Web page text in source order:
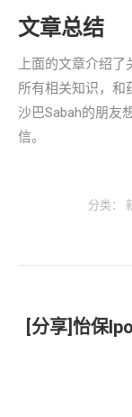
文章总结
上面的文章介绍
所有相关知识，和
沙巴Sabah的朋友
信。
分类：
章
[分享]怡保